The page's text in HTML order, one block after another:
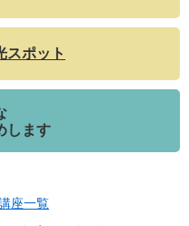
スポット
します
座一覧